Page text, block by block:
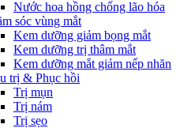
Nước hoa hồng chống lão hóa
sóc vùng mắt
Kem dưỡng giảm bọng mắt
Kem dưỡng trị thâm mắt
Kem dưỡng mắt giảm nếp nhăn
trị & Phục hồi
Trị mụn
Trị nám
Trị sẹo